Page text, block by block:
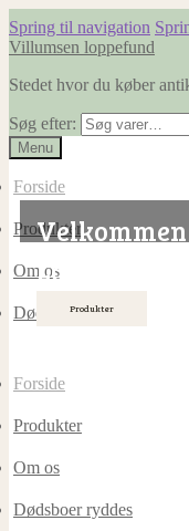
Spring til navigation
Villumsen loppefund
Stedet hvor du køber
Søg efter:
Menu
Forside
Produkter
Om os
Dødsboer ryddes
Forside
Produkter
Om os
Dødsboer ryddes
Loppefund!
Produkter